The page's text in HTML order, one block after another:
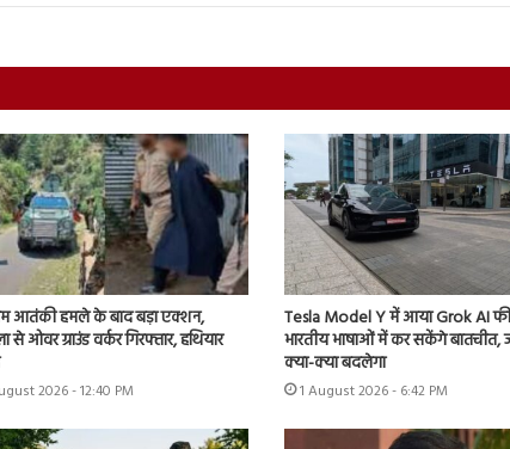
आतंकी हमले के बाद बड़ा एक्शन,
से ओवर ग्राउंड वर्कर गिरफ्तार, हथियार
2026 - 12:40 PM
Tesla Model Y में आया Grok AI
भारतीय भाषाओं में कर सकेंगे बातचीत,
क्या-क्या बदलेगा
1 August 2026 - 6:42 PM